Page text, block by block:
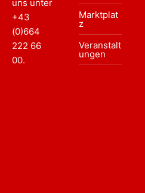
uns unter
+43
(0)664
222 66
00.
Marktplat
z
Veranstalt
ungen